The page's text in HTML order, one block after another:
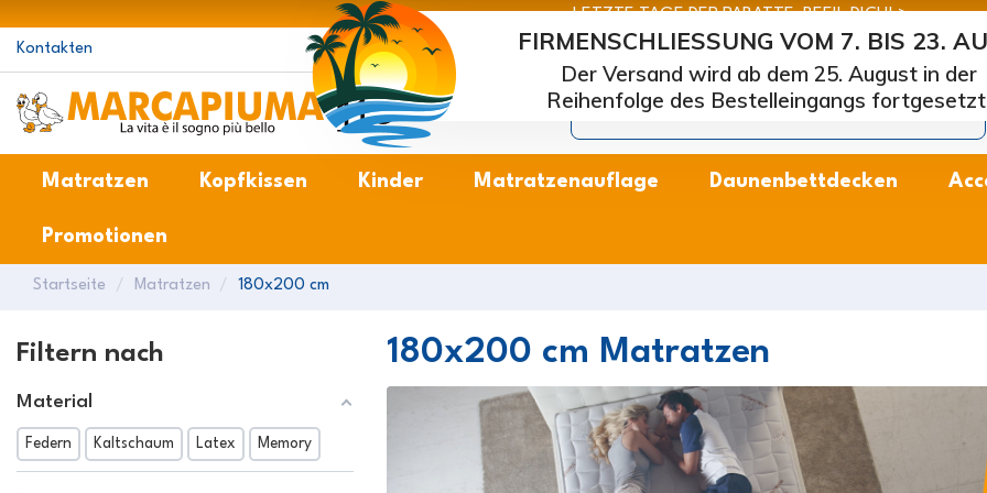
LETZTE TAGE DER RABATTE: BEEIL DICH! >
Kontakten Marcapiuma| Hersteller von Matratzen, Kissen und
Matratzen Kopfkissen Kinder Matratzenauflage Daunenbettdecken
Promotionen
Startseite Matratzen 180x200 cm
180x200 cm Matratzen
Filtern nach
Material
Federn Kaltschaum Latex Memory
Der Versand wird ab dem 25. August in der
Reihenfolge des Bestelleingangs
FIRMENSCHLIESSUNG VOM 7. BIS 23.